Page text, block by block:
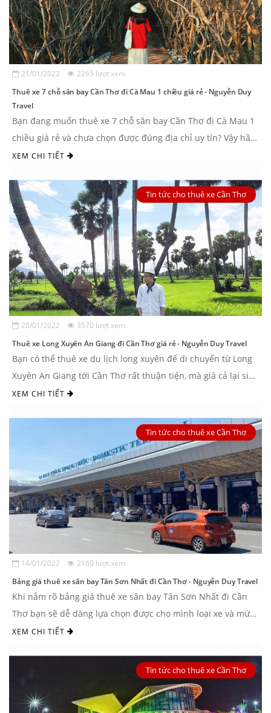
21/01/2022 2265 lượt xem
Thuê xe 7 chỗ sân bay Cần Thơ đi Cà Mau 1 chiều giá rẻ - Nguyễn Duy
Travel
Bạn đang muốn thuê xe 7 chỗ sân bay Cần Thơ đi Cà Mau 1
chiều giá rẻ và chưa chọn được đúng địa chỉ uy tín? Vậy hãy
cùng tham khảo ...
XEM CHI TIẾT
Tin tức cho thuê xe Cần Thơ
20/01/2022 3570 lượt xem
Thuê xe Long Xuyên An Giang đi Cần Thơ giá rẻ - Nguyễn Duy Travel
Bạn có thể thuê xe du lịch long xuyên để di chuyển từ Long
Xuyên An Giang tới Cần Thơ rất thuận tiện, mà giá cả lại siêu
hợp lý. Để lựa ...
XEM CHI TIẾT
Tin tức cho thuê xe Cần Thơ
14/01/2022 2160 lượt xem
Bảng giá thuê xe sân bay Tân Sơn Nhất đi Cần Thơ - Nguyễn Duy Travel
Khi nắm rõ bảng giá thuê xe sân bay Tân Sơn Nhất đi Cần
Thơ bạn sẽ dễ dàng lựa chọn được cho mình loại xe và mức
giá phù hợp. ...
XEM CHI TIẾT
Tin tức cho thuê xe Cần Thơ